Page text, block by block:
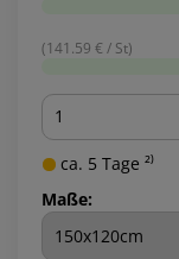
(141.59 € / St)
Menge
ca. 5 Tage ²⁾
Maße: